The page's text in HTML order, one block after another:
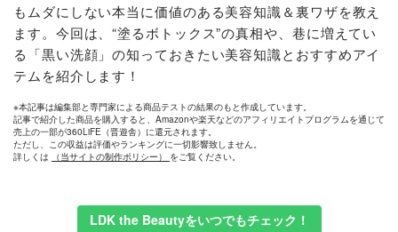
もムダにしない本当に価値のある美容知識＆裏ワザを教え
ます。今回は、“塗るボトックス”の真相や、巷に増えてい
る「黒い洗顔」の知っておきたい美容知識とおすすめアイ
テムを紹介します！
※本記事は編集部と専門家による商品テストの結果のもと作成しています。
記事で紹介した商品を購入すると、Amazonや楽天などのアフィリエイトプログラムを通じて
売上の一部が360LiFE（晋遊舎）に還元されます。
ただし、この収益は評価やランキングに一切影響致しません。
詳しくは
（当サイトの制作ポリシー） をご覧ください。
LDK the Beautyをいつでもチェック！